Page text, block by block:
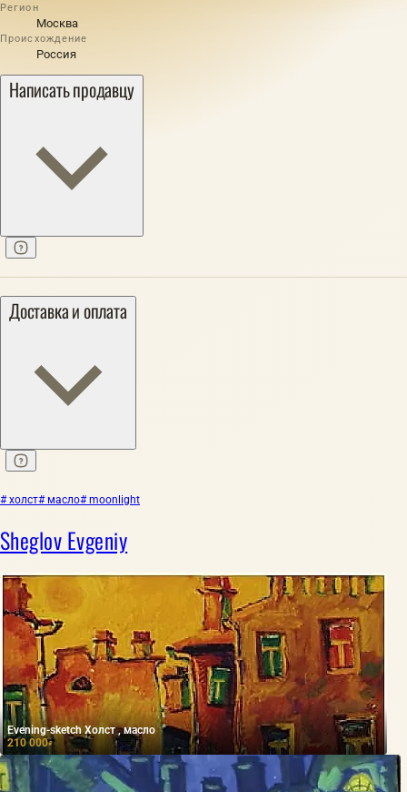
Регион
Москва
Происхождение
Россия
Написать продавцу
Доставка и оплата
# холст# масло# moonlight
Sheglov Evgeniy
Evening-sketch Холст , масло
210 000₽